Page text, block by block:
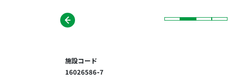
施設コード
16026586-7